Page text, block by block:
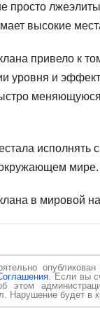
просто
высокие
привело к
уровня и
мире.
в мировой
. Если вы
этом
Нарушение будет в